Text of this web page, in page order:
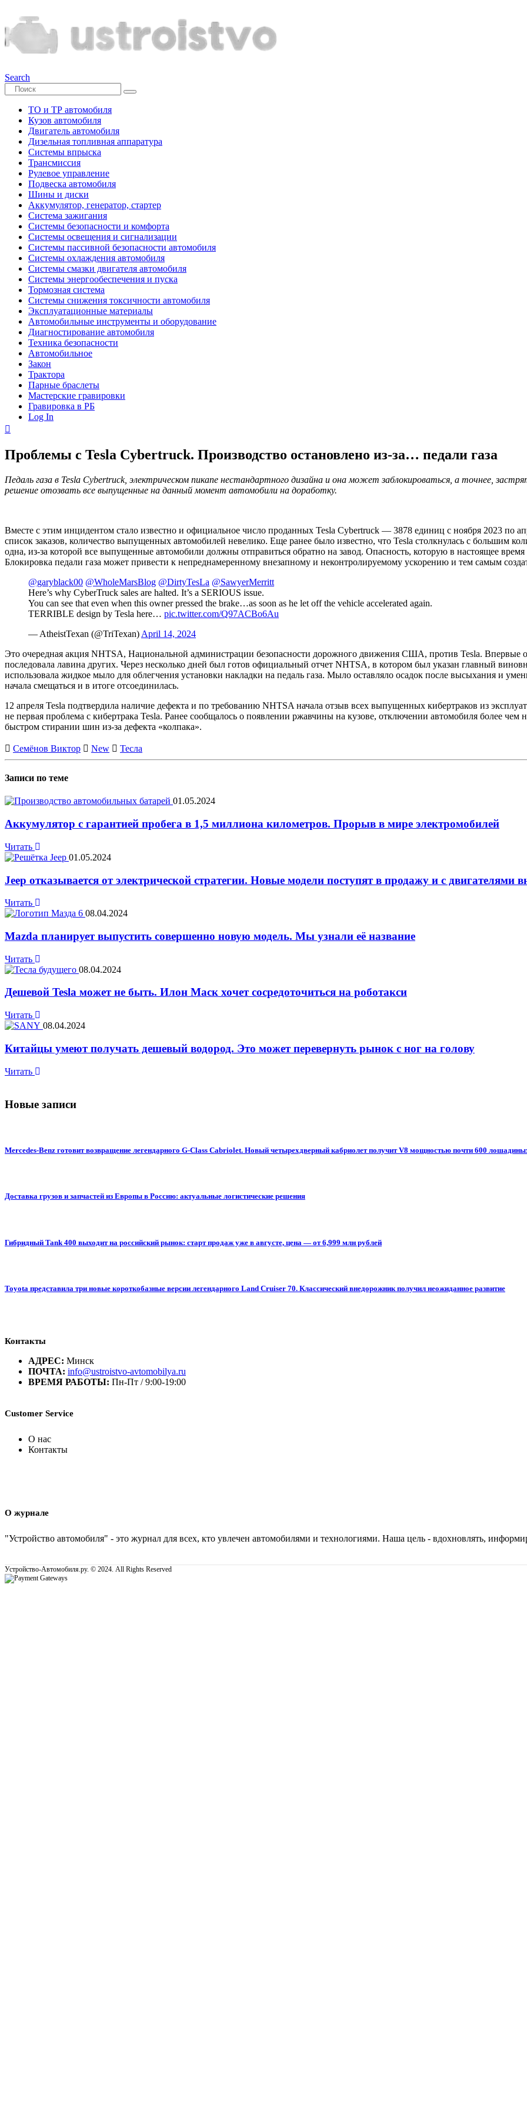
Search
ТО и ТР автомобиля
Кузов автомобиля
Двигатель автомобиля
Дизельная топливная аппаратура
Системы впрыска
Трансмиссия
Рулевое управление
Подвеска автомобиля
Шины и диски
Аккумулятор, генератор, стартер
Система зажигания
Системы безопасности и комфорта
Системы освещения и сигнализации
Системы пассивной безопасности автомобиля
Системы охлаждения автомобиля
Системы смазки двигателя автомобиля
Системы энергообеспечения и пуска
Тормозная система
Системы снижения токсичности автомобиля
Эксплуатационные материалы
Автомобильные инструменты и оборудование
Диагностирование автомобиля
Техника безопасности
Автомобильное
Закон
Трактора
Парные браслеты
Мастерские гравировки
Гравировка в РБ
Log In
Проблемы с Tesla Cybertruck. Производство остановлено из-за… педали газа
Педаль газа в Tesla Cybertruck, электрическом пикапе нестандартного дизайна и она может заблокироваться, а точнее,
решение отозвать все выпущенные на данный момент автомобили на доработку.
Вместе с этим инцидентом стало известно и официальное число проданных Tesla Cybertruck — 3878 единиц с ноября 2023 по
список заказов, количество выпущенных автомобилей невелико. Еще ранее было известно, что Tesla столкнулась с большим
одна, из-за которой все выпущенные автомобили должны отправиться обратно на завод. Опасность, которую в настоящее
Блокировка педали газа может привести к непреднамеренному внезапному и неконтролируемому ускорению и тем самым
@garyblack00 @WholeMarsBlog @DirtyTesLa @SawyerMerritt
Here’s why CyberTruck sales are halted. It’s a SERIOUS issue.
You can see that even when this owner pressed the brake…as soon as he let off the vehicle accelerated again.
TERRIBLE design by Tesla here… pic.twitter.com/Q97ACBo6Au
— AtheistTexan (@TriTexan) April 14, 2024
Это очередная акция NHTSA, Национальной администрации безопасности дорожного движения США, против Tesla. Впервые о
последовала лавина других. Через несколько дней был готов официальный отчет NHTSA, в котором был указан главный
использовала жидкое мыло для облегчения установки накладки на педаль газа. Мыло оставляло осадок после высыхания и
начала смещаться и в итоге отсоединилась.
12 апреля Tesla подтвердила наличие дефекта и по требованию NHTSA начала отзыв всех выпущенных кибертраков из
не первая проблема с кибертрака Tesla. Ранее сообщалось о появлении ржавчины на кузове, отключении автомобиля более чем
быстром стирании шин из-за дефекта «колпака».
Семёнов Виктор New Тесла
Записи по теме
01.05.2024
Аккумулятор с гарантией пробега в 1,5 миллиона километров. Прорыв в мире электромобилей
Читать
01.05.2024
Jeep отказывается от электрической стратегии. Новые модели поступят в продажу и с двигателями
Читать
08.04.2024
Mazda планирует выпустить совершенно новую модель. Мы узнали её название
Читать
08.04.2024
Дешевой Tesla может не быть. Илон Маск хочет сосредоточиться на роботакси
Читать
08.04.2024
Китайцы умеют получать дешевый водород. Это может перевернуть рынок с ног на голову
Читать
Новые записи
Mercedes-Benz готовит возвращение легендарного G-Class Cabriolet. Новый четырехдверный кабриолет получит V8 мощностью почти 600
Доставка грузов и запчастей из Европы в Россию: актуальные логистические решения
Гибридный Tank 400 выходит на российский рынок: старт продаж уже в августе, цена — от 6,999 млн рублей
Toyota представила три новые короткобазные версии легендарного Land Cruiser 70. Классический внедорожник получил неожиданное развитие
Контакты
АДРЕС: Минск
ПОЧТА: info@ustroistvo-avtomobilya.ru
ВРЕМЯ РАБОТЫ: Пн-Пт / 9:00-19:00
Customer Service
О нас
Контакты
О журнале
"Устройство автомобиля" - это журнал для всех, кто увлечен автомобилями и технологиями. Наша цель - вдохновлять,
Устройство-Автомобиля.ру. © 2024. All Rights Reserved